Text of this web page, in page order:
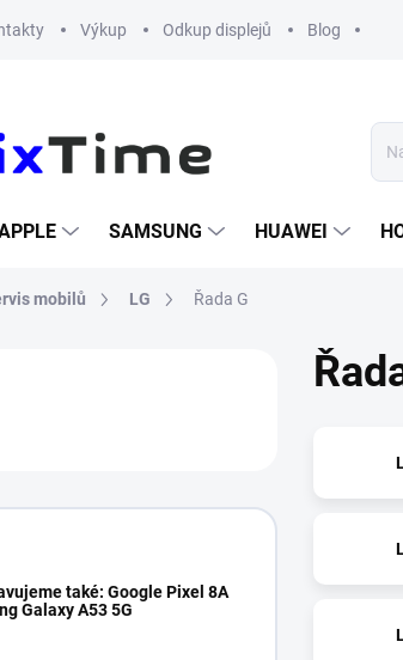
Výkup Odkup displejů Blog
SAMSUNG HUAWEI
mobilů LG Řada G
také: Google Pixel 8A
Galaxy A53 5G